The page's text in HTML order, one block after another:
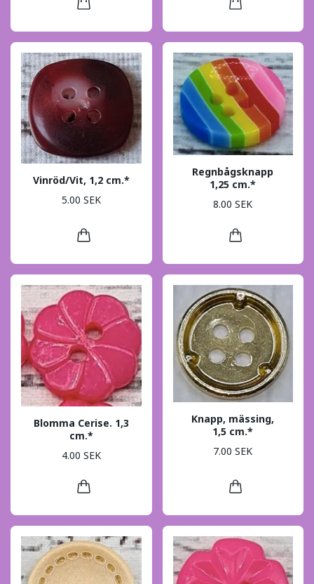
Vinröd/Vit, 1,2 cm.*
5.00 SEK
Regnbågsknapp
1,25 cm.*
8.00 SEK
Blomma Cerise. 1,3
cm.*
4.00 SEK
Knapp, mässing,
1,5 cm.*
7.00 SEK